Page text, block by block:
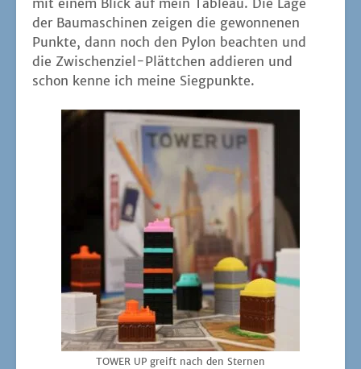
mit einem Blick auf mein Tableau. Die Lage
der Bau­ma­schi­nen zei­gen die gewon­ne­nen
Punk­te, dann noch den Pylon beach­ten und
die Zwi­schen­ziel-Plätt­chen addie­ren und
schon ken­ne ich mei­ne Siegpunkte.
TOWER UP greift nach den Sternen